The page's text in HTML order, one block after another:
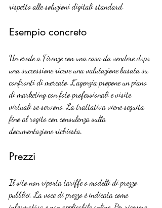
rispetto alle soluzioni digitali standard.
Esempio concreto
Un erede a Firenze con una casa da vendere dopo
una successione riceve una valutazione basata su
confronti di mercato. L’agenzia propone un piano
di marketing con foto professionali e visite
virtuali se servono. La trattativa viene seguita
fino al rogito con consulenza sulla
documentazione richiesta.
Prezzi
Il sito non riporta tariffe o modelli di prezzo
pubblici. La voce di prezzo è indicata come